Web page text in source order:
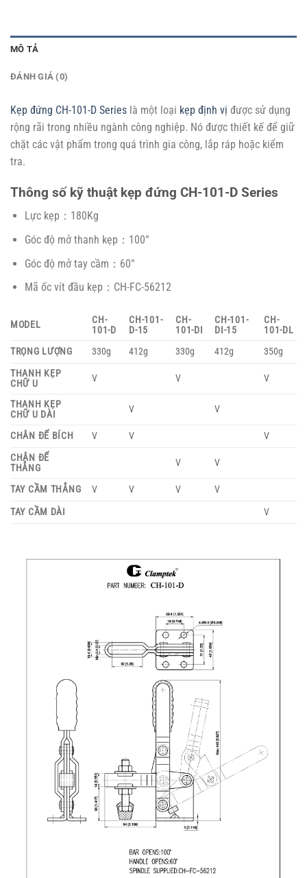
MÔ TẢ
ĐÁNH GIÁ (0)
Kẹp đứng CH-101-D Series là một loại kẹp định vị được sử dụng
rộng rãi trong nhiều ngành công nghiệp. Nó được thiết kế để giữ
chặt các vật phẩm trong quá trình gia công, lắp ráp hoặc kiểm
tra.
Thông số kỹ thuật kẹp đứng CH-101-D Series
Lực kẹp：180Kg
Góc độ mở thanh kẹp：100°
Góc độ mở tay cầm：60°
Mã ốc vít đầu kẹp：CH-FC-56212
MODEL
CH-
101-D
CH-101-
D-15
CH-
101-DI
CH-101-
DI-15
CH-
101-DL
TRỌNG LƯỢNG
330g 412g 330g 412g
350g
THANH KẸP
CHỮ U
V V V
THANH KẸP
CHỮ U DÀI
V V
CHÂN ĐẾ BÍCH V V
V
CHÂN ĐẾ
THẲNG
V V
TAY CẦM THẲNG V V V
V
TAY CẦM DÀI
V